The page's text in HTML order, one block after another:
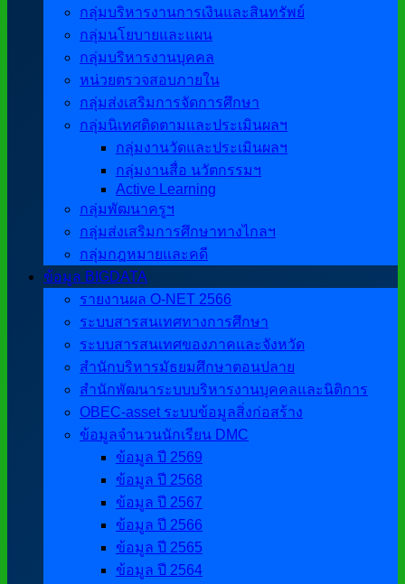
กลุ่มบริหารงานการเงินและสินทรัพย์
กลุ่มนโยบายและแผน
กลุ่มบริหารงานบุคคล
หน่วยตรวจสอบภายใน
กลุ่มส่งเสริมการจัดการศึกษา
กลุ่มนิเทศติดตามและประเมินผลฯ
กลุ่มงานวัดและประเมินผลฯ
กลุ่มงานสื่อ นวัตกรรมฯ
Active Learning
กลุ่มพัฒนาครูฯ
กลุ่มส่งเสริมการศึกษาทางไกลฯ
กลุ่มกฎหมายและคดี
ข้อมูล BIGDATA
รายงานผล O-NET 2566
ระบบสารสนเทศทางการศึกษา
ระบบสารสนเทศของภาคและจังหวัด
สำนักบริหารมัธยมศึกษาตอนปลาย
สำนักพัฒนาระบบบริหารงานบุคคลและนิติการ
OBEC-asset ระบบข้อมูลสิ่งก่อสร้าง
ข้อมูลจำนวนนักเรียน DMC
ข้อมูล ปี 2569
ข้อมูล ปี 2568
ข้อมูล ปี 2567
ข้อมูล ปี 2566
ข้อมูล ปี 2565
ข้อมูล ปี 2564